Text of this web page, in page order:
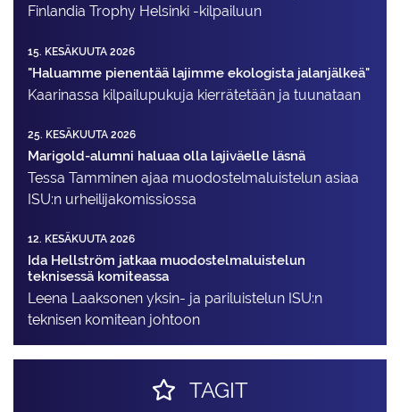
Finlandia Trophy Helsinki -kilpailuun
15. KESÄKUUTA 2026
"Haluamme pienentää lajimme ekologista jalanjälkeä"
Kaarinassa kilpailupukuja kierrätetään ja tuunataan
25. KESÄKUUTA 2026
Marigold-alumni haluaa olla lajiväelle läsnä
Tessa Tamminen ajaa muodostelma­luistelun asiaa
ISU:n urheilija­komissiossa
12. KESÄKUUTA 2026
Ida Hellström jatkaa muodostelmaluistelun
teknisessä komiteassa
Leena Laaksonen yksin- ja pariluistelun ISU:n
teknisen komitean johtoon
TAGIT